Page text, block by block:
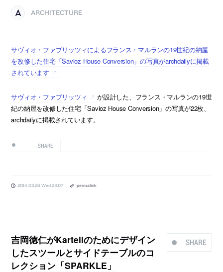
ARCHITECTURE
サヴィオ・ファブリッツィによるフランス・マルランの19世紀の納屋
を改修した住宅「Savioz House Conversion」の写真がarchdailyに掲載
されています
サヴィオ・ファブリッツィ
が設計した、フランス・マルランの19世
紀の納屋を改修した住宅「Savioz House Conversion」の写真が22枚、
archdailyに掲載されています。
SHARE
2014.03.26 Wed 23:07 permalink
SHARE
吉岡徳仁がKartellのためにデザイン
したスツールとサイドテーブルのコ
レクション「SPARKLE」